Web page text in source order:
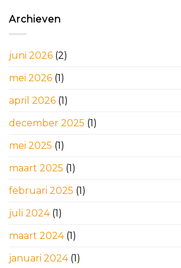
Archieven
juni 2026 (2)
mei 2026 (1)
april 2026 (1)
december 2025 (1)
mei 2025 (1)
maart 2025 (1)
februari 2025 (1)
juli 2024(1)
maart 2024(1)
januari 2024(1)